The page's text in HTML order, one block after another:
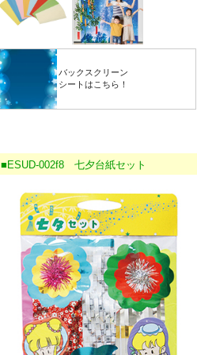
バックスクリーン
シートはこちら！
■ESUD-002f8 七夕台紙セット